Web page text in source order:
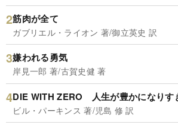
筋肉が全て
ガブリエル・ライオン 著/御立英史 訳
嫌われる勇気
岸見一郎 著/古賀史健 著
DIE WITH ZERO 人生が豊かになりす
ビル・パーキンス 著/児島 修 訳